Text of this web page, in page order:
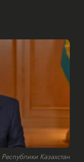
Казахстан